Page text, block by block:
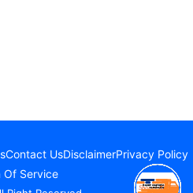
Contact UsDisclaimerPrivacy Policy
Of Service